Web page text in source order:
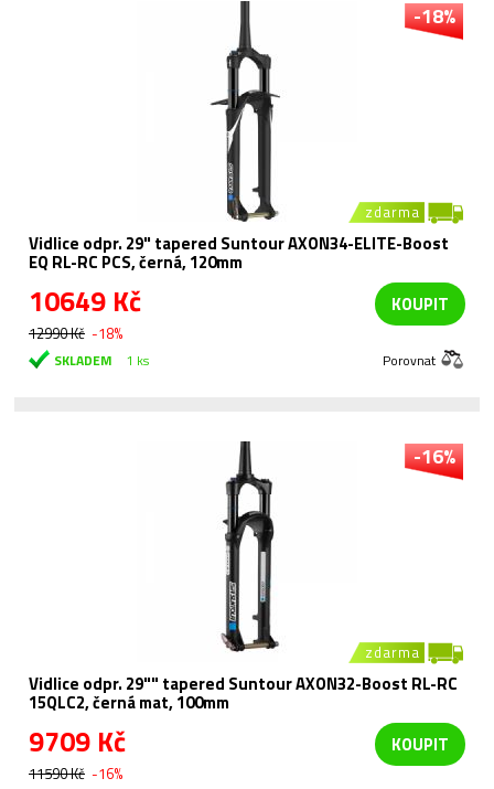
-18%
zdarma
Vidlice odpr. 29" tapered Suntour AXON34-ELITE-Boost
EQ RL-RC PCS, černá, 120mm
10649 Kč
12990 Kč -18%
KOUPIT
SKLADEM 1 ks Porovnat
-16%
zdarma
Vidlice odpr. 29"" tapered Suntour AXON32-Boost RL-RC
15QLC2, černá mat, 100mm
9709 Kč
11590 Kč -16%
KOUPIT